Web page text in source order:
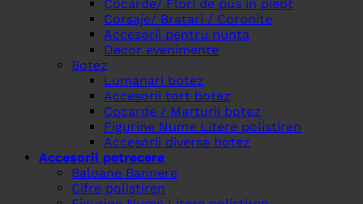
Cocarde/ Flori de pus in piept
Corsaje/ Bratari / Coronite
Accesorii pentru nunta
Decor evenimente
Botez
Lumanari botez
Accesorii tort botez
Cocarde / Marturii botez
Figurine Nume Litere polistiren
Accesorii diverse botez
Accesorii petrecere
Baloane Bannere
Cifre polistiren